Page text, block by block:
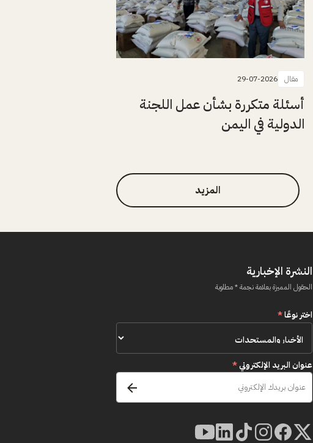
مقال 29-07-2026
أسئلة متكررة بشأن عمل اللجنة
الدولية في اليمن
المزيد
النشرة الإخبارية
الحقول المميزة بعلامة نجمة * مطلوبة
اختر نوعًا*
عنوان البريد الإلكتروني*